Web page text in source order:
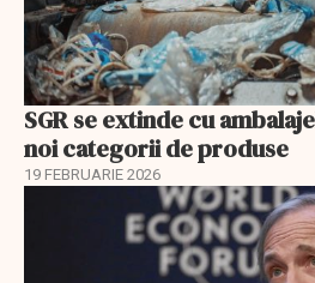
SGR se extinde cu
noi categorii de produse
19 FEBRUARIE 2026